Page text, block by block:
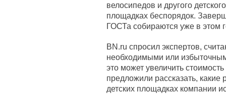
велосипедов и другого
площадках беспорядок.
ГОСТа собираются уже в этом
BN.ru спросил экспертов,
необходимыми или
это может увеличить
предложили рассказать,
детских площадках компании